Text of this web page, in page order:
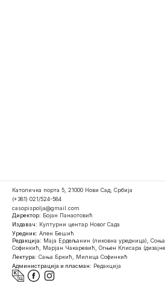
Католичка порта 5, 21000 Нови Сад, Србија
(+381) 021/524-584
casopispolja@gmail.com
Директор: Бојан Панаотовић
Издавач: Културни центар Новог Сада
Уредник: Ален Бешић
Редакција: Маја Ердељанин (ликовна уредница),
Софинкић, Марјан Чакаревић, Огњен Клисара
Лектура: Сања Бркић, Милица Софинкић
Администрација и пласман: Редакција